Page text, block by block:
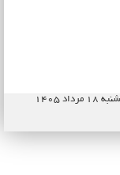
مرداد ۱۴۰۵